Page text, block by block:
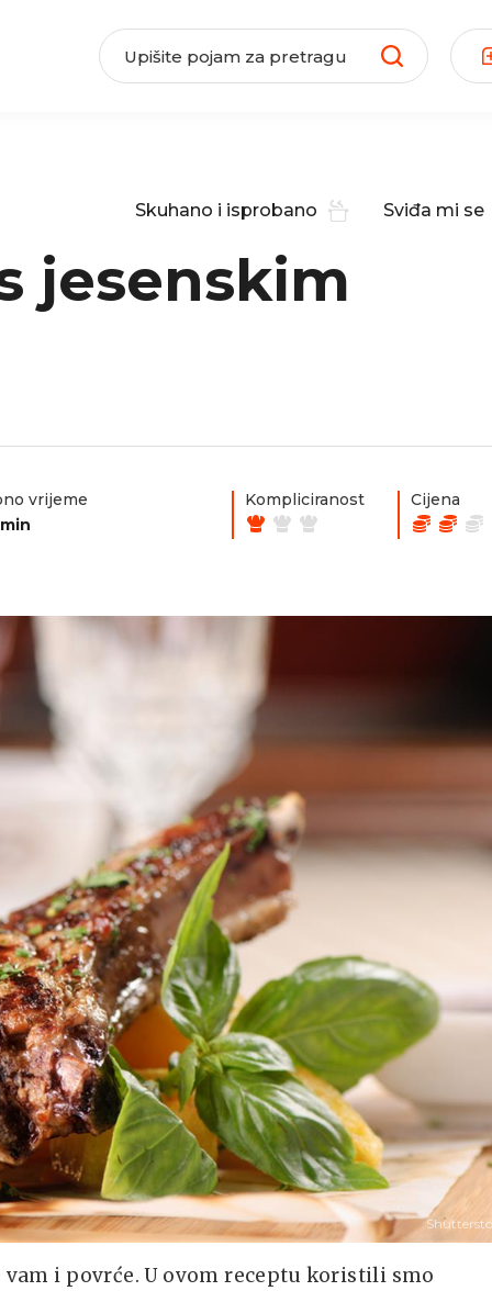
Skuhano i isprobano Sviđa mi se
jesenskim
vrijeme
Kompliciranost Cijena
i povrće. U ovom receptu koristili smo